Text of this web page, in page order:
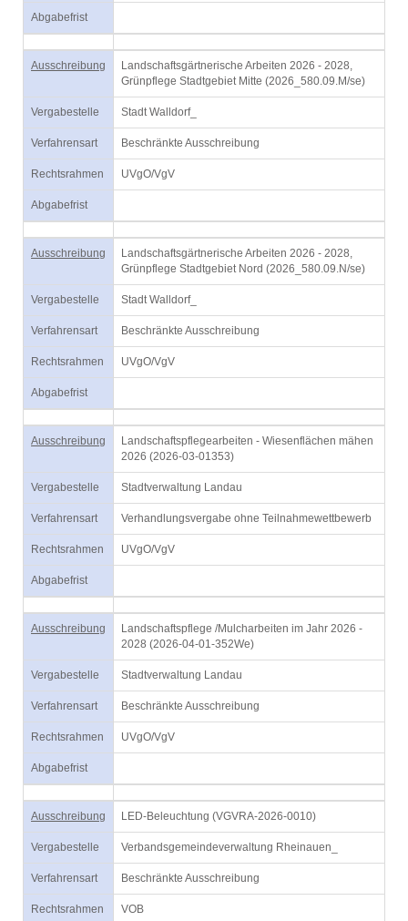
Abgabefrist
Ausschreibung
Landschaftsgärtnerische Arbeiten 2026 - 2028,
Grünpflege Stadtgebiet Mitte (2026_580.09.M/se)
Vergabestelle Stadt Walldorf_
Verfahrensart Beschränkte Ausschreibung
Rechtsrahmen UVgO/VgV
Abgabefrist
Ausschreibung
Landschaftsgärtnerische Arbeiten 2026 - 2028,
Grünpflege Stadtgebiet Nord (2026_580.09.N/se)
Vergabestelle Stadt Walldorf_
Verfahrensart Beschränkte Ausschreibung
Rechtsrahmen UVgO/VgV
Abgabefrist
Ausschreibung
Landschaftspflegearbeiten - Wiesenflächen mähen
2026 (2026-03-01353)
Vergabestelle Stadtverwaltung Landau
Verfahrensart Verhandlungsvergabe ohne Teilnahmewettbewerb
Rechtsrahmen UVgO/VgV
Abgabefrist
Ausschreibung
Landschaftspflege /Mulcharbeiten im Jahr 2026 -
2028 (2026-04-01-352We)
Vergabestelle Stadtverwaltung Landau
Verfahrensart Beschränkte Ausschreibung
Rechtsrahmen UVgO/VgV
Abgabefrist
Ausschreibung LED-Beleuchtung (VGVRA-2026-0010)
Vergabestelle Verbandsgemeindeverwaltung Rheinauen_
Verfahrensart Beschränkte Ausschreibung
Rechtsrahmen VOB